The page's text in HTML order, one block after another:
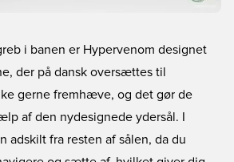
i banen er Hypervenom designet
der på dansk oversættes til
gerne fremhæve, og det gør de
af den nydesignede ydersål. I
adskilt fra resten af sålen, da du